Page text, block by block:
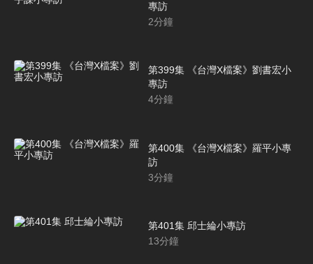
專訪
2分鐘
第399集 《台灣X檔案》劉書宏小
專訪
4分鐘
第400集 《台灣X檔案》羅平小專
訪
3分鐘
第401集 邱士綸小專訪
13分鐘